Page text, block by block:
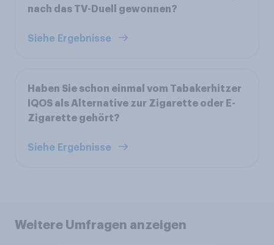
nach das TV-Duell gewonnen?
Siehe Ergebnisse
Haben Sie schon einmal vom Tabakerhitzer
IQOS als Alternative zur Zigarette oder E-
Zigarette gehört?
Siehe Ergebnisse
Weitere Umfragen anzeigen